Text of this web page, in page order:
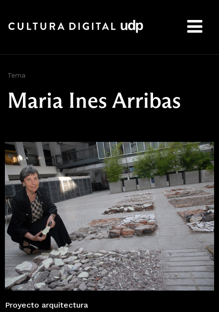
Tema
Maria Ines Arribas
Proyecto arquitectura